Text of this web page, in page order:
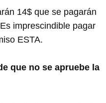
14$ que se pagarán
imprescindible pagar
ESTA.
que no se apruebe la